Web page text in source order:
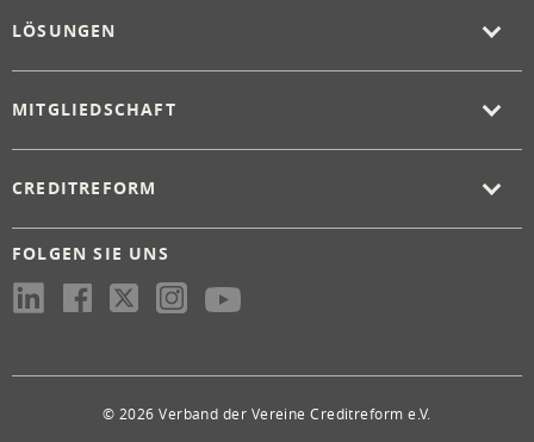
LÖSUNGEN
MITGLIEDSCHAFT
CREDITREFORM
FOLGEN SIE UNS
© 2026 Verband der Vereine Creditreform e.V.